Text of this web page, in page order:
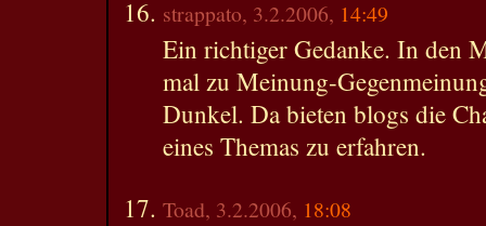
strappato, 3.2.2006, 14:49
Ein richtiger Gedanke. In den
mal zu Meinung-
Dunkel. Da bieten blogs die
eines Themas zu erfahren.
Toad, 3.2.2006, 18:08